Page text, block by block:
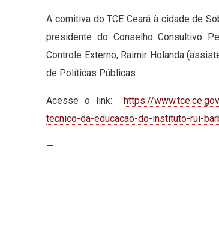
A comitiva do TCE Ceará à cidade de
presidente do Conselho Consultivo
Controle Externo, Raimir Holanda
de Políticas Públicas.
Acesse o link:
https://
tecnico-da-educacao-do-instituto-rui-
—